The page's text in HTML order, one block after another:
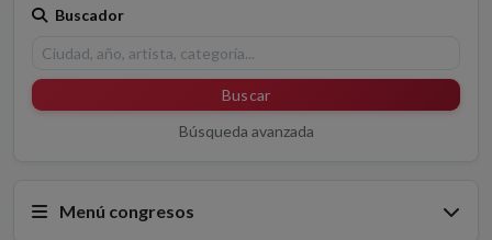
Buscador
Buscar
Búsqueda avanzada
Menú congresos